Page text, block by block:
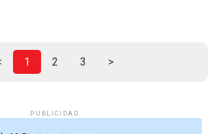
1 2 3 >
PUBLICIDAD